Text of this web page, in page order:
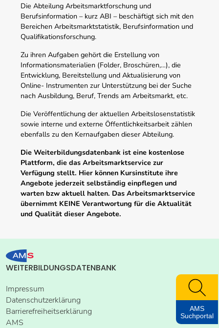
Die Abteilung Arbeitsmarktforschung und
Berufsinformation – kurz ABI – beschäftigt sich mit den
Bereichen Arbeitsmarktstatistik, Berufsinformation und
Qualifikationsforschung.
Zu ihren Aufgaben gehört die Erstellung von
Informationsmaterialien (Folder, Broschüren,…), die
Entwicklung, Bereitstellung und Aktualisierung von
Online- Instrumenten zur Unterstützung bei der Suche
nach Ausbildung, Beruf, Trends am Arbeitsmarkt, etc.
Die Veröffentlichung der aktuellen Arbeitslosenstatistik
sowie interne und externe Öffentlichkeitsarbeit zählen
ebenfalls zu den Kernaufgaben dieser Abteilung.
Die Weiterbildungsdatenbank ist eine kostenlose
Plattform, die das Arbeitsmarktservice zur
Verfügung stellt. Hier können Kursinstitute ihre
Angebote jederzeit selbständig einpflegen und
warten bzw aktuell halten. Das Arbeitsmarktservice
übernimmt KEINE Verantwortung für die Aktualität
und Qualität dieser Angebote.
WEITERBILDUNGSDATENBANK
Impressum
Datenschutzerklärung
Barrierefreiheitserklärung
AMS
AMS
Suchportal